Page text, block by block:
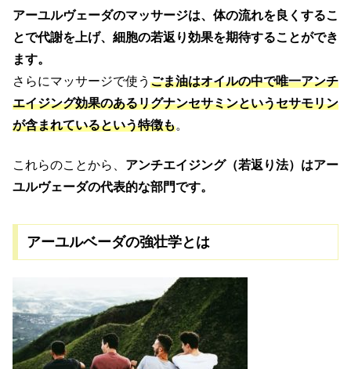
アーユルヴェーダのマッサージは、体の流れを良くするこ
とで代謝を上げ、細胞の若返り効果を期待することができ
ます。
さらにマッサージで使う ごま油はオイルの中で唯一アンチ
エイジング効果のあるリグナンセサミンというセサモリン
が含まれているという特徴も。
これらのことから、 アンチエイジング（若返り法）はアー
ユルヴェーダの代表的な部門です。
アーユルベーダの強壮学とは